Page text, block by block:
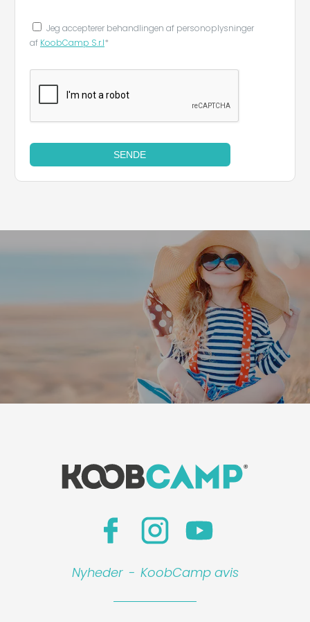
Jeg accepterer behandlingen af ​​personoplysninger
af KoobCamp S.r.l*
SENDE
Nyheder - KoobCamp avis